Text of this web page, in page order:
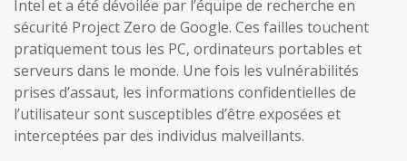
Intel et a été dévoilée par l’équipe de recherche en
sécurité Project Zero de Google. Ces failles touchent
pratiquement tous les PC, ordinateurs portables et
serveurs dans le monde. Une fois les vulnérabilités
prises d’assaut, les informations confidentielles de
l’utilisateur sont susceptibles d’être exposées et
interceptées par des individus malveillants.